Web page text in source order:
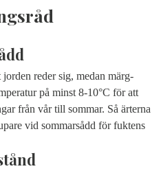
reder sig, medan märg-
på minst 8-10°C för att
från vår till sommar. Så ärterna
vid sommarsådd för fuktens